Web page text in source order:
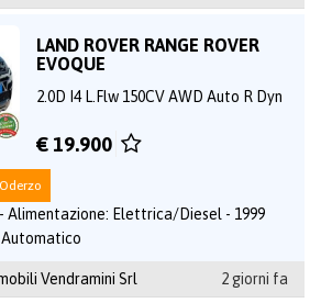
LAND ROVER RANGE ROVER
EVOQUE
2.0D I4 L.Flw 150CV AWD Auto R Dyn
€ 19.900
Oderzo
Alimentazione: Elettrica/Diesel - 1999
Automatico
Vendramini Srl 2 giorni fa